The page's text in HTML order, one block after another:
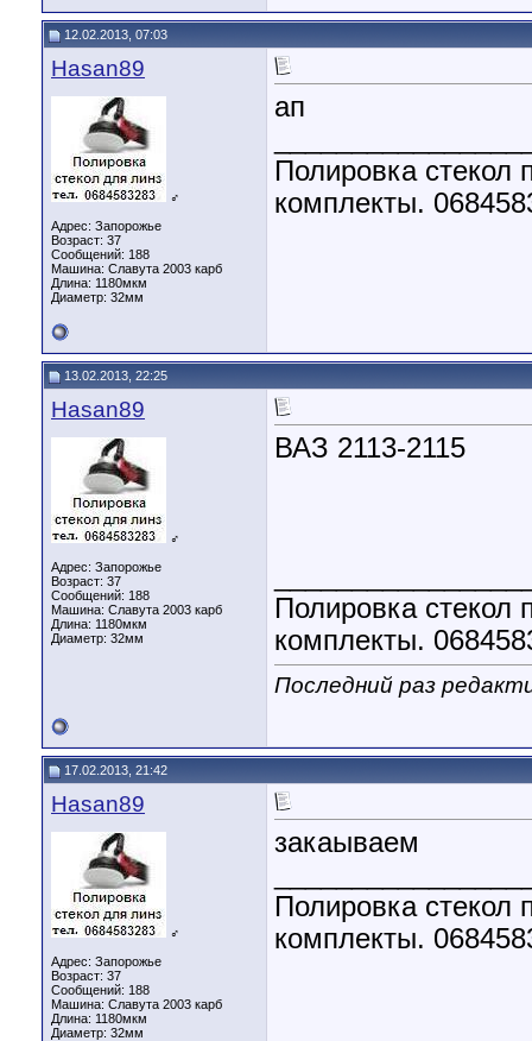
12.02.2013, 07:03
Hasan89
♂
Адрес: Запорожье
Возраст: 37
Сообщений: 188
Машина: Славута 2003 карб
Длина: 1180мкм
Диаметр: 32мм
ап
Полировка
комплекты.
13.02.2013, 22:25
Hasan89
♂
Адрес: Запорожье
Возраст: 37
Сообщений: 188
Машина: Славута 2003 карб
Длина: 1180мкм
Диаметр: 32мм
ВАЗ 2113-2115
Полировка
комплекты.
Последний раз
17.02.2013, 21:42
Hasan89
♂
Адрес: Запорожье
Возраст: 37
Сообщений: 188
Машина: Славута 2003 карб
Длина: 1180мкм
Диаметр: 32мм
закаываем
Полировка
комплекты.